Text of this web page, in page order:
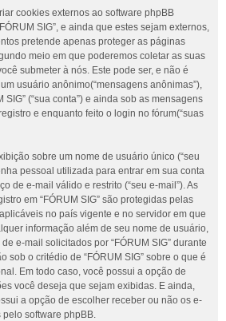
cookies externos ao software phpBB
SIG”, e ainda que estes sejam externos,
pretende apenas proteger as páginas
meio em que poderemos coletar as suas
submeter à nós. Este pode ser, e não é
usuário anônimo(“mensagens anônimas”),
SIG” (“sua conta”) e ainda sob as mensagens
e enquanto feito o login no fórum(“suas
sobre um nome de usuário único (“seu
pessoal utilizada para entrar em sua conta
de e-mail válido e restrito (“seu e-mail”). As
em “FÓRUM SIG” são protegidas pelas
no país vigente e no servidor em que
informação além de seu nome de usuário,
e-mail solicitados por “FÓRUM SIG” durante
sob o critédio de “FÓRUM SIG” sobre o que é
Em todo caso, você possui a opção de
você deseja que sejam exibidas. E ainda,
a opção de escolher receber ou não os e-
software phpBB.